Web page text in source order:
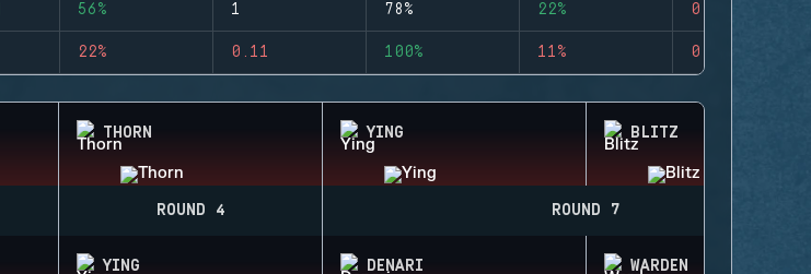
56% 1 78% 22% 0
22% 0.11 100% 11% 0
THORN YING BLITZ
ROUND 4 ROUND 7
YING DENARI WARDEN